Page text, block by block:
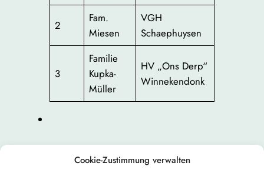
Cookie-Zustimmung verwalten
2
Fam.
Miesen
VGH
Schaephuysen
3
Familie
Kupka-
Müller
HV „Ons Derp“
Winnekendonk